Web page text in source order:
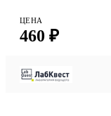
ЦЕНА
460 ₽